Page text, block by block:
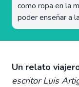
como ropa en la
poder enseñar a
Un relato
escritor Luis